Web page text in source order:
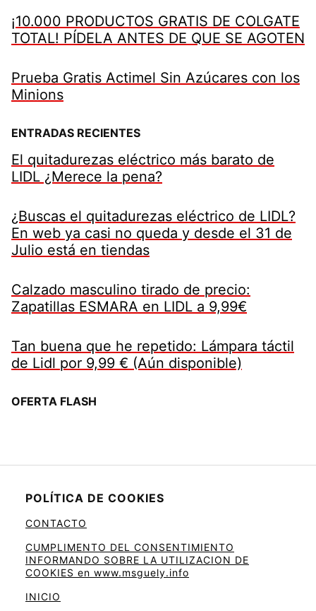
¡10.000 PRODUCTOS GRATIS DE COLGATE
TOTAL! PÍDELA ANTES DE QUE SE AGOTEN
Prueba Gratis Actimel Sin Azúcares con los
Minions
ENTRADAS RECIENTES
El quitadurezas eléctrico más barato de
LIDL ¿Merece la pena?
¿Buscas el quitadurezas eléctrico de LIDL?
En web ya casi no queda y desde el 31 de
Julio está en tiendas
Calzado masculino tirado de precio:
Zapatillas ESMARA en LIDL a 9,99€
Tan buena que he repetido: Lámpara táctil
de Lidl por 9,99 € (Aún disponible)
OFERTA FLASH
POLÍTICA DE COOKIES
CONTACTO
CUMPLIMENTO DEL CONSENTIMIENTO
INFORMANDO SOBRE LA UTILIZACION DE
COOKIES en www.msguely.info
INICIO